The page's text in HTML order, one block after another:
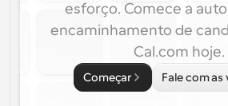
esforço. Comece a
encaminhamento de
Cal.com hoje.
Começar Fale com as